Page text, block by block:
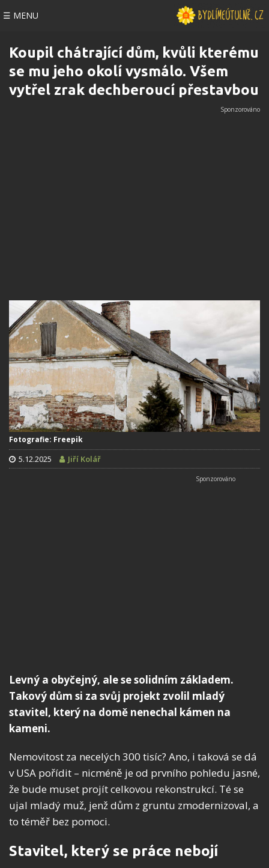
☰ MENU
Koupil chátrající dům, kvůli kterému
se mu jeho okolí vysmálo. Všem
vytřel zrak dechberoucí přestavbou
Fotografie: Freepik
5.12.2025 Jiří Kolář
Levný a obyčejný, ale se solidním základem.
Takový dům si za svůj projekt zvolil mladý
stavitel, který na domě nenechal kámen na
kameni.
Nemovitost za necelých 300 tisíc? Ano, i taková se dá
v USA pořídit – nicméně je od prvního pohledu jasné,
že bude muset projít celkovou rekonstrukcí. Té se
ujal mladý muž, jenž dům z gruntu zmodernizoval, a
to téměř bez pomoci.
Stavitel, který se práce nebojí